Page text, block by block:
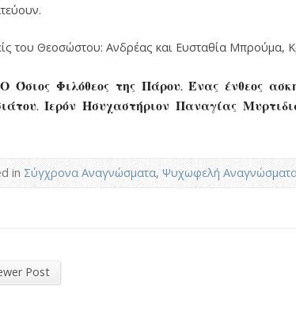
του Θεοσώστου: Ανδρέας και Ευσταθία Μπρούμα,
Όσιος Φιλόθεος της Πάρου. Ένας ένθεος
Ιερόν Ησυχαστήριον Παναγίας
inΣύγχρονα Αναγνώσματα, Ψυχωφελή
Post